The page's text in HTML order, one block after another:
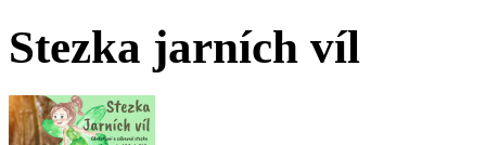
Stezka jarních víl